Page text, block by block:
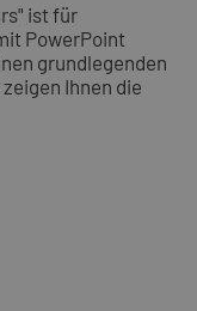
ist für
PowerPoint
grundlegenden
Ihnen die